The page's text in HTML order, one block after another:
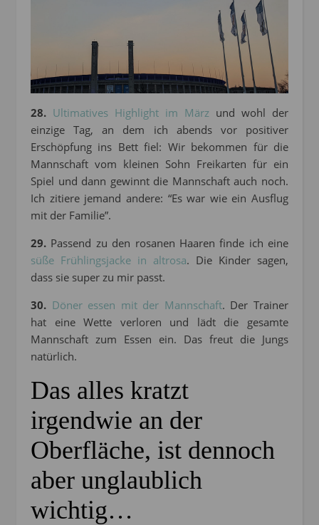
28. Ultimatives Highlight im März und wohl der
einzige Tag, an dem ich abends vor positiver
Erschöpfung ins Bett fiel: Wir bekommen für die
Mannschaft vom kleinen Sohn Freikarten für ein
Spiel und dann gewinnt die Mannschaft auch noch.
Ich zitiere jemand andere: “Es war wie ein Ausflug
mit der Familie”.
29. Passend zu den rosanen Haaren finde ich eine
süße Frühlingsjacke in altrosa. Die Kinder sagen,
dass sie super zu mir passt.
30. Döner essen mit der Mannschaft. Der Trainer
hat eine Wette verloren und lädt die gesamte
Mannschaft zum Essen ein. Das freut die Jungs
natürlich.
Das alles kratzt
irgendwie an der
Oberfläche, ist dennoch
aber unglaublich
wichtig…